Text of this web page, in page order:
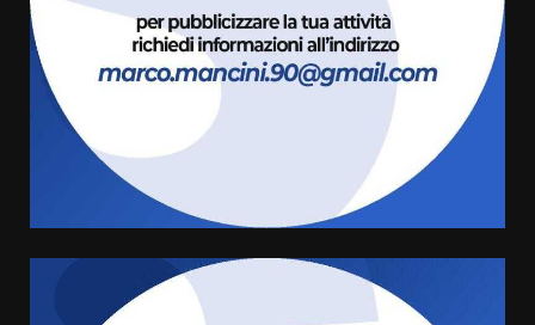
6 Agosto 2026 18:13
Carta d’identità: continua il piano
di aperture straordinarie del
Comune di Fasano
cittadina di Fratelli d’Italia,
pronta a tornare in Consiglio
comunale